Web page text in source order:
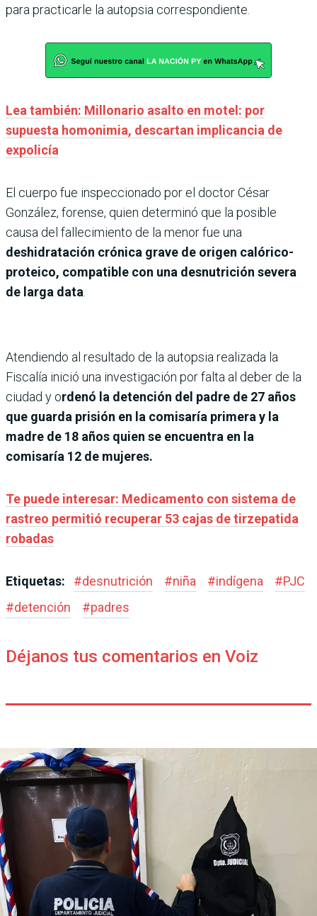
para practicarle la autopsia correspondiente.
Lea también: Millonario asalto en motel: por
supuesta homonimia, descartan implicancia de
expolicía
El cuerpo fue inspeccionado por el doctor César
González, forense, quien determinó que la posible
causa del fallecimiento de la menor fue una
deshidratación crónica grave de origen calórico-
proteico, compatible con una desnutrición severa
de larga data
Atendiendo al resultado de la autopsia realizada la
Fiscalía inició una investigación por falta al deber de la
ciudad y ordenó la detención del padre de 27 años
que guarda prisión en la comisaría primera y la
madre de 18 años quien se encuentra en la
comisaría 12 de mujeres.
Te puede interesar: Medicamento con sistema de
rastreo permitió recuperar 53 cajas de tirzepatida
robadas
Etiquetas: #desnutrición #niña #indígena #PJC
#detención #padres
Déjanos tus comentarios en Voiz